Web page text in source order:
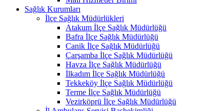
Sağlık Kurumları
İlçe Sağlık Müdürlükleri
Atakum İlçe Sağlık Müdürlüğü
Bafra İlçe Sağlık Müdürlüğü
Canik İlçe Sağlık Müdürlüğü
Çarşamba İlçe Sağlık Müdürlüğü
Havza İlçe Sağlık Müdürlüğü
İlkadım İlçe Sağlık Müdürlüğü
Tekkeköy İlçe Sağlık Müdürlüğü
Terme İlçe Sağlık Müdürlüğü
Vezirköprü İlçe Sağlık Müdürlüğü